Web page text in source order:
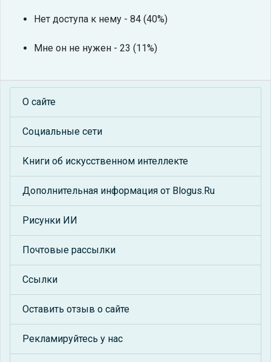
Нет доступа к нему - 84 (40%)
Мне он не нужен - 23 (11%)
О сайте
Социальные сети
Книги об искусственном интеллекте
Дополнительная информация от Blogus.Ru
Рисунки ИИ
Почтовые рассылки
Ссылки
Оставить отзыв о сайте
Рекламируйтесь у нас